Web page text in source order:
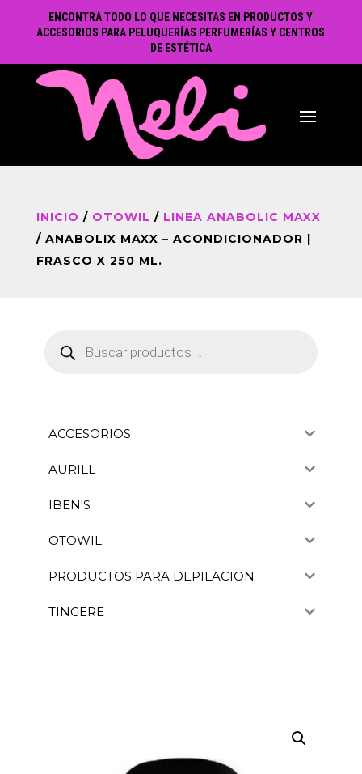
ENCONTRÁ TODO LO QUE NECESITAS EN PRODUCTOS Y
ACCESORIOS PARA PELUQUERÍAS PERFUMERÍAS Y CENTROS
DE ESTÉTICA
INICIO / OTOWIL / LINEA ANABOLIC MAXX
/ ANABOLIX MAXX – ACONDICIONADOR |
FRASCO X 250 ML.
productos
ACCESORIOS
AURILL
IBEN'S
OTOWIL
PRODUCTOS PARA DEPILACION
TINGERE